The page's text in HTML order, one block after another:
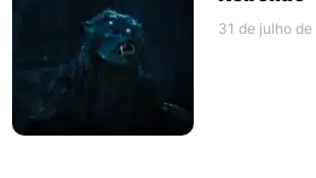
31 de julho